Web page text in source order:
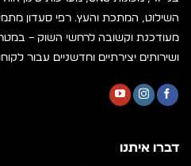
השילוט, המתכת והעץ. רפי סעדון
מעודכנת וקשובה לרחשי השוק –
ושירותים יצירתיים וחדשניים עבור
דברו איתנו